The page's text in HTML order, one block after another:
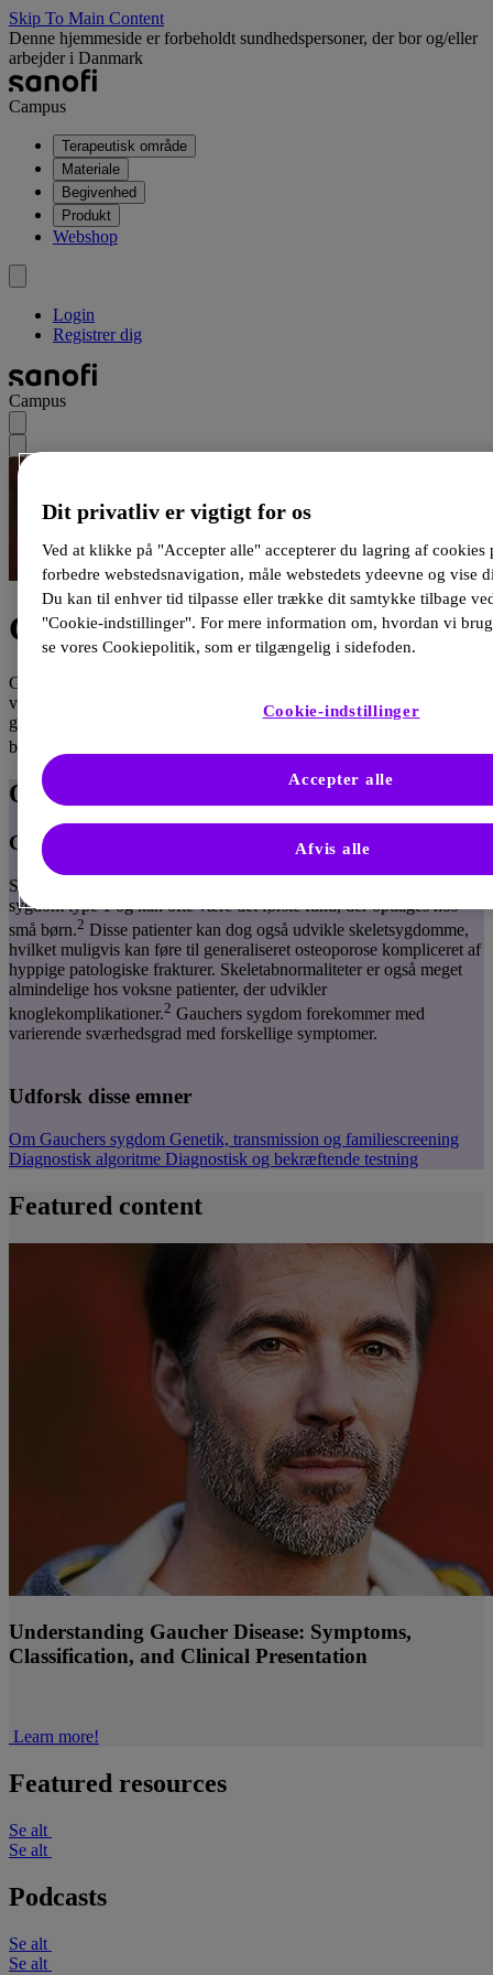
Skip To Main Content
Denne hjemmeside er forbeholdt sundhedspersoner, der bor og/eller
arbejder i Danmark
Campus
Terapeutisk område
Materiale
Begivenhed
Produkt
Webshop
Login
Registrer dig
Campus
Gaucher sygdom
Gauchers er en arveling lysosomal sygdom forårsaget af en patogen
variant af det gen, der er ansvarlig for at producere enzymet syre-β-
glucosidase. Mere end 300 alleler med patogene varianter er allerede
blevet identificeret.
Oversigt
Genkendelse af Gauchers sygdom
Splenomegali er et af de mest almindelige symptomer på Gauchers
sygdom type 1 og kan ofte være det første fund, der opdages hos
små børn.2 Disse patienter kan dog også udvikle skeletsygdomme,
hvilket muligvis kan føre til generaliseret osteoporose kompliceret af
hyppige patologiske frakturer. Skeletabnormaliteter er også meget
almindelige hos voksne patienter, der udvikler
knoglekomplikationer.2 Gauchers sygdom forekommer med
varierende sværhedsgrad med forskellige symptomer.
Udforsk disse emner
Om Gauchers sygdom Genetik, transmission og familiescreening
Diagnostisk algoritme Diagnostisk og bekræftende testning
Featured content
Understanding Gaucher Disease: Symptoms,
Classification, and Clinical Presentation
Learn more!
Featured resources
Se alt
Se alt
Podcasts
Se alt
Se alt
Dit privatliv er vigtigt for os
Ved at klikke på "Accepter alle" accepterer du lagring af cookies
forbedre webstedsnavigation, måle webstedets ydeevne og vise
Du kan til enhver tid tilpasse eller trække dit samtykke tilbage
"Cookie-indstillinger". For mere information om, hvordan vi
se vores Cookiepolitik, som er tilgængelig i sidefoden.
Cookie-indstillinger
Afvis alle
Accepter alle